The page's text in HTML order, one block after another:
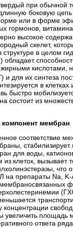
при обычной
боковую
или в форме
гормонов,
высокое
скелет,
в целом
обладает
кислотами,
для их синтеза
в
быстро
состоит из
компонент мембран
соответствие
для воды,
клеток,
препараты Na,
увеличить
ответа